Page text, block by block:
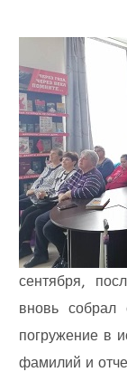
сентября,
вновь собрал
погружение в
фамилий и